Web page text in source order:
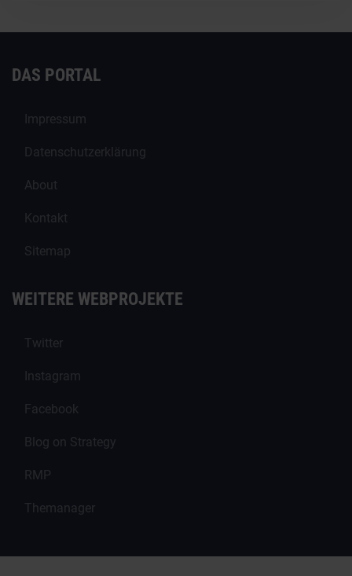
DAS PORTAL
Impressum
Datenschutzerklärung
About
Kontakt
Sitemap
WEITERE WEBPROJEKTE
Twitter
Instagram
Facebook
Blog on Strategy
RMP
Themanager